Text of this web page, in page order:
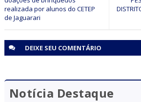
realizada por alunos do CETEP
de Jaguarari
DEIXE SEU COMENTÁRIO
Notícia Destaque